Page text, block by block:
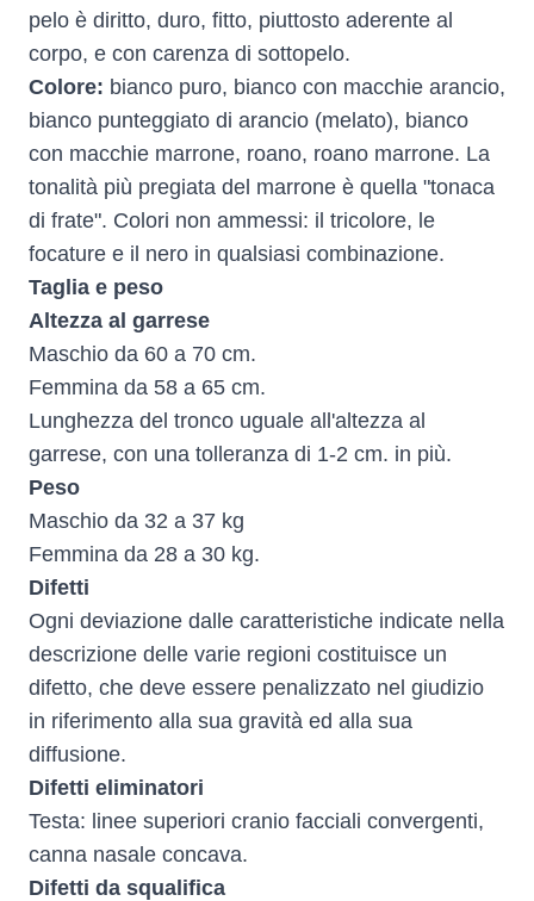
pelo è diritto, duro, fitto, piuttosto aderente al
corpo, e con carenza di sottopelo.
Colore: bianco puro, bianco con macchie arancio,
bianco punteggiato di arancio (melato), bianco
con macchie marrone, roano, roano marrone. La
tonalità più pregiata del marrone è quella "tonaca
di frate". Colori non ammessi: il tricolore, le
focature e il nero in qualsiasi combinazione.
Taglia e peso
Altezza al garrese
Maschio da 60 a 70 cm.
Femmina da 58 a 65 cm.
Lunghezza del tronco uguale all'altezza al
garrese, con una tolleranza di 1-2 cm. in più.
Peso
Maschio da 32 a 37 kg
Femmina da 28 a 30 kg.
Difetti
Ogni deviazione dalle caratteristiche indicate nella
descrizione delle varie regioni costituisce un
difetto, che deve essere penalizzato nel giudizio
in riferimento alla sua gravità ed alla sua
diffusione.
Difetti eliminatori
Testa: linee superiori cranio facciali convergenti,
canna nasale concava.
Difetti da squalifica